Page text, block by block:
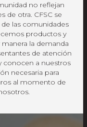
no reflejan
de otra. CFSC se
las comunidades
productos y
la demanda
de atención
conocen a nuestros
necesaria para
al momento de